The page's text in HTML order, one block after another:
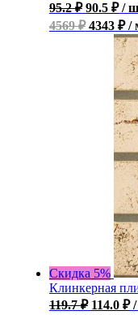
95.2₽ 90.5 ₽ /
4569 ₽4343 ₽ /
Скидка 5%
Клинкерная
119.7₽ 114.0 ₽